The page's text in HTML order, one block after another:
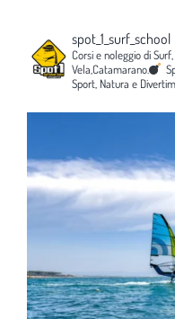
spot_1_surf_school
Corsi e noleggio di
Vela,Catamarano.
Sport, Natura e